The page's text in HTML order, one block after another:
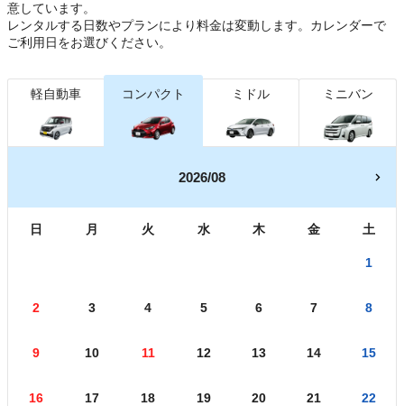
意しています。
レンタルする日数やプランにより料金は変動します。カレンダーで
ご利用日をお選びください。
軽自動車 コンパクト ミドル ミニバン
2026/08
日 月 火 水 木 金 土
1
2 3 4 5 6 7 8
9 10 11 12 13 14 15
16 17 18 19 20 21 22